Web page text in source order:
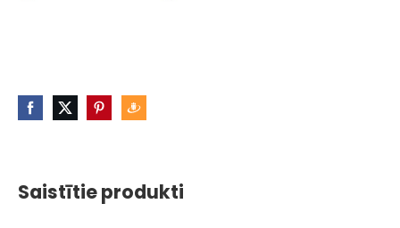
Saistītie produkti